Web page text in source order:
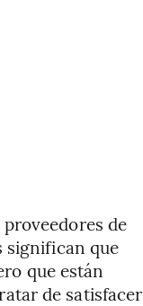
de
significan que
que están
de satisfacer